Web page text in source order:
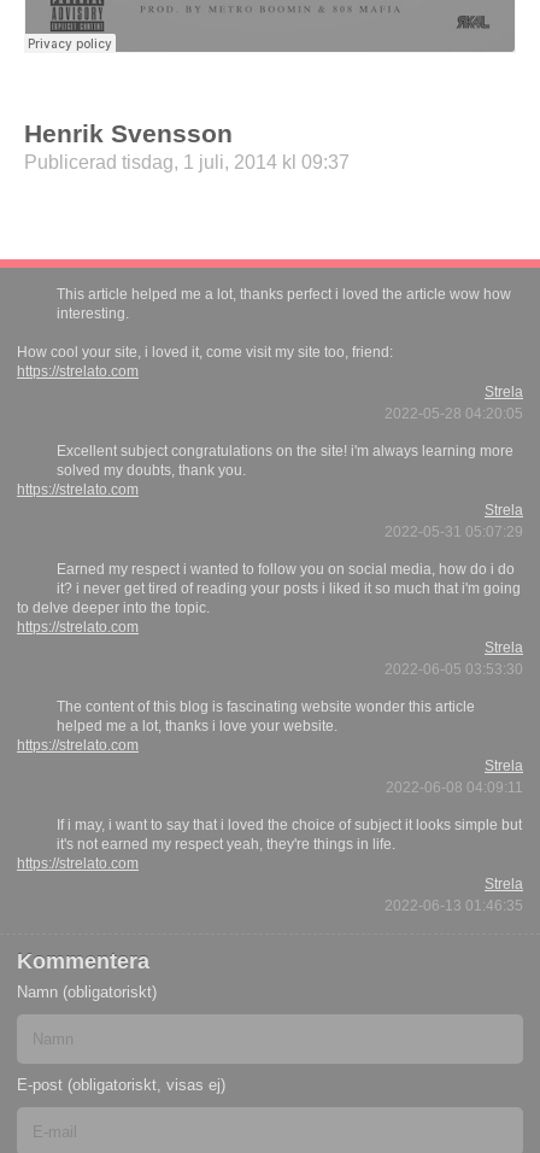
Henrik Svensson
Publicerad tisdag, 1 juli, 2014 kl 09:37
This article helped me a lot, thanks perfect i loved the article wow how
interesting.
How cool your site, i loved it, come visit my site too, friend:
https://strelato.com
Strela
2022-05-28 04:20:05
Excellent subject congratulations on the site! i'm always learning more
solved my doubts, thank you.
https://strelato.com
Strela
2022-05-31 05:07:29
Earned my respect i wanted to follow you on social media, how do i do
it? i never get tired of reading your posts i liked it so much that i'm going
to delve deeper into the topic.
https://strelato.com
Strela
2022-06-05 03:53:30
The content of this blog is fascinating website wonder this article
helped me a lot, thanks i love your website.
https://strelato.com
Strela
2022-06-08 04:09:11
If i may, i want to say that i loved the choice of subject it looks simple but
it's not earned my respect yeah, they're things in life.
https://strelato.com
Strela
2022-06-13 01:46:35
Kommentera
Namn (obligatoriskt)
E-post (obligatoriskt, visas ej)